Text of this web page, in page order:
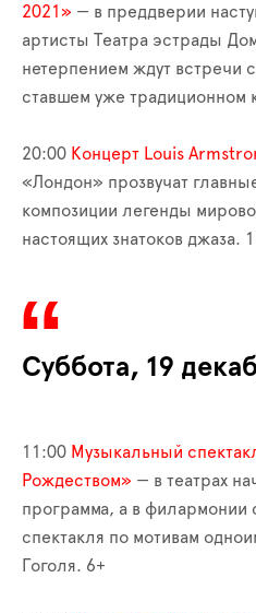
2021» — в преддверии
артисты Театра эстрады
нетерпением ждут встречи
ставшем уже традиционном
20:00 Концерт Louis
«Лондон» прозвучат
композиции легенды
настоящих знатоков джаза.
Суббота, 19
11:00 Музыкальный
Рождеством» — в театрах
программа, а в филармонии
спектакля по мотивам
Гоголя. 6+